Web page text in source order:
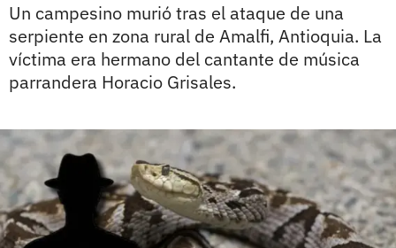
Un campesino murió tras el ataque de una
serpiente en zona rural de Amalfi, Antioquia. La
víctima era hermano del cantante de música
parrandera Horacio Grisales.